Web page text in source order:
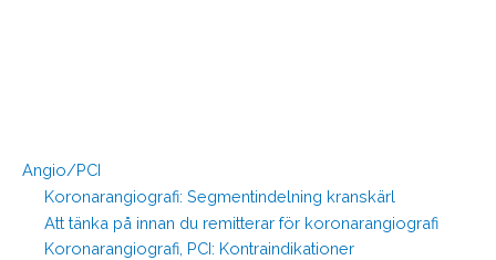
Angio/PCI
Koronarangiografi: Segmentindelning kranskärl
Att tänka på innan du remitterar för koronarangiografi
Koronarangiografi, PCI: Kontraindikationer